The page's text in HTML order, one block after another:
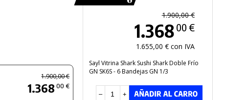
1.900,00 €
1.368 00 €
1.900,00 €
1.368 00 €
1.655,00 € con IVA
Sayl Vitrina Shark Sushi Shark Doble Frío
GN SK6S - 6 Bandejas GN 1/3
– +